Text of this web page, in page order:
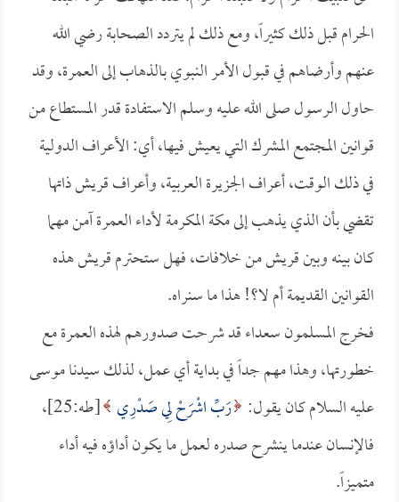
الحرام قبل ذلك كثيراً، ومع ذلك لم يتردد الصحابة رضي الله
عنهم وأرضاهم في قبول الأمر النبوي بالذهاب إلى العمرة، وقد
حاول الرسول صلى الله عليه وسلم الاستفادة قدر المستطاع من
قوانين المجتمع المشرك التي يعيش فيها، أي: الأعراف الدولية
في ذلك الوقت، أعراف الجزيرة العربية، وأعراف قريش ذاتها
تقضي بأن الذي يذهب إلى مكة المكرمة لأداء العمرة آمن مهما
كان بينه وبين قريش من خلافات، فهل ستحترم قريش هذه
القوانين القديمة أم لا؟! هذا ما سنراه.
فخرج المسلمون سعداء قد شرحت صدورهم لهذه العمرة مع
خطورتها، وهذا مهم جداً في بداية أي عمل، لذلك سيدنا موسى
عليه السلام كان يقول: رَبِّ اشْرَحْ لِي صَدْرِي
[طه:25]،
فالإنسان عندما ينشرح صدره لعمل ما يكون أداؤه فيه أداء
متميزاً.